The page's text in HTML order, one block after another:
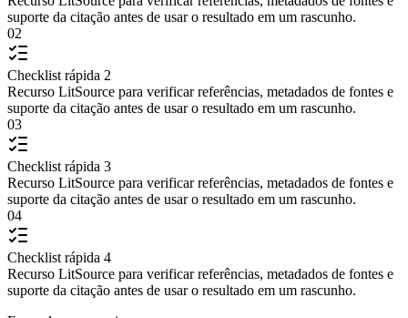
suporte da citação antes de usar o resultado em um rascunho.
02
Checklist rápida 2
Recurso LitSource para verificar referências, metadados de fontes e
suporte da citação antes de usar o resultado em um rascunho.
03
Checklist rápida 3
Recurso LitSource para verificar referências, metadados de fontes e
suporte da citação antes de usar o resultado em um rascunho.
04
Checklist rápida 4
Recurso LitSource para verificar referências, metadados de fontes e
suporte da citação antes de usar o resultado em um rascunho.